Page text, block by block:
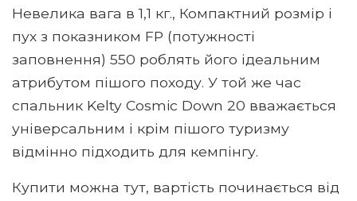
Невелика вага в 1,1 кг., Компактний розмір і
пух з показником FP ​​(потужності
заповнення) 550 роблять його ідеальним
атрибутом пішого походу. У той же час
спальник Kelty Cosmic Down 20 вважається
універсальним і крім пішого туризму
відмінно підходить для кемпінгу.
Купити можна тут, вартість починається від